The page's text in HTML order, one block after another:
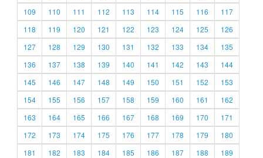
109
110 111 112 113 114 115 116
117
118
119 120 121 122 123 124 125
126
127
128 129 130 131 132 133 134
135
136
137 138 139 140 141 142 143
144
145
146 147 148 149 150 151 152
153
154
155 156 157 158 159 160 161
162
163
164 165 166 167 168 169 170
171
172
173 174 175 176 177 178 179
180
181
182 183 184 185 186 187 188
189